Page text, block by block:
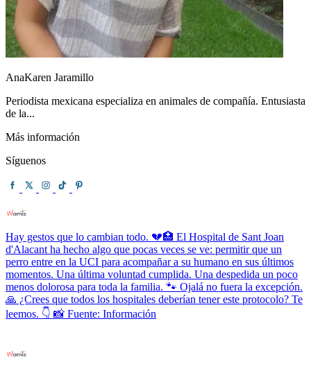
AnaKaren Jaramillo
Periodista mexicana especializa en animales de compañía. Entusiasta
de la...
Más información
Síguenos
Hay gestos que lo cambian todo. 💔🏥 El Hospital de Sant Joan
d'Alacant ha hecho algo que pocas veces se ve: permitir que un
perro entre en la UCI para acompañar a su humano en sus últimos
momentos. Una última voluntad cumplida. Una despedida un poco
menos dolorosa para toda la familia. 🐾 Ojalá no fuera la excepción.
🙏 ¿Crees que todos los hospitales deberían tener este protocolo? Te
leemos. 👇 📸 Fuente: Información